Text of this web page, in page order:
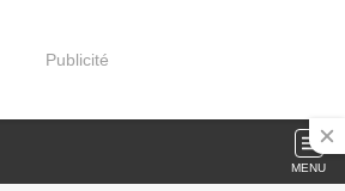
Publicité
MENU